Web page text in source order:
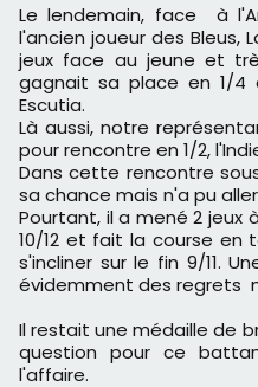
Le lendemain, face à
l'ancien joueur des Bleus,
jeux face au jeune et
gagnait sa place en 1/4
Escutia.
Là aussi, notre
pour rencontre en 1/2,
Dans cette rencontre
sa chance mais n'a pu
Pourtant, il a mené 2 jeux
10/12 et fait la course
s'incliner sur le fin 9/11.
évidemment des regrets
Il restait une médaille de
question pour ce
l'affaire.